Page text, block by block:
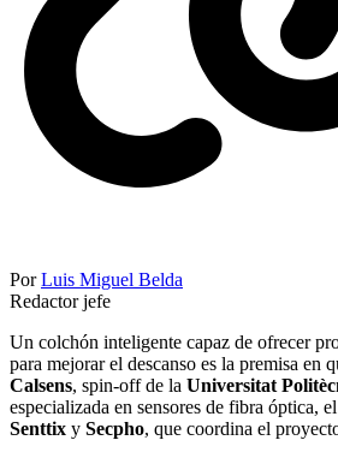
PorLuis Miguel Belda
Redactor jefe
Un colchón inteligente capaz de ofrecer
para mejorar el descanso es la premisa en
Calsens, spin-off de la Universitat
especializada en sensores de fibra óptica,
Senttix y Secpho, que coordina el